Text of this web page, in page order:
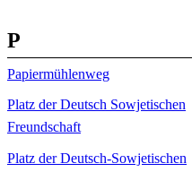
P
Papiermühlenweg
Platz der Deutsch Sowjetischen
Freundschaft
Platz der Deutsch-Sowjetischen